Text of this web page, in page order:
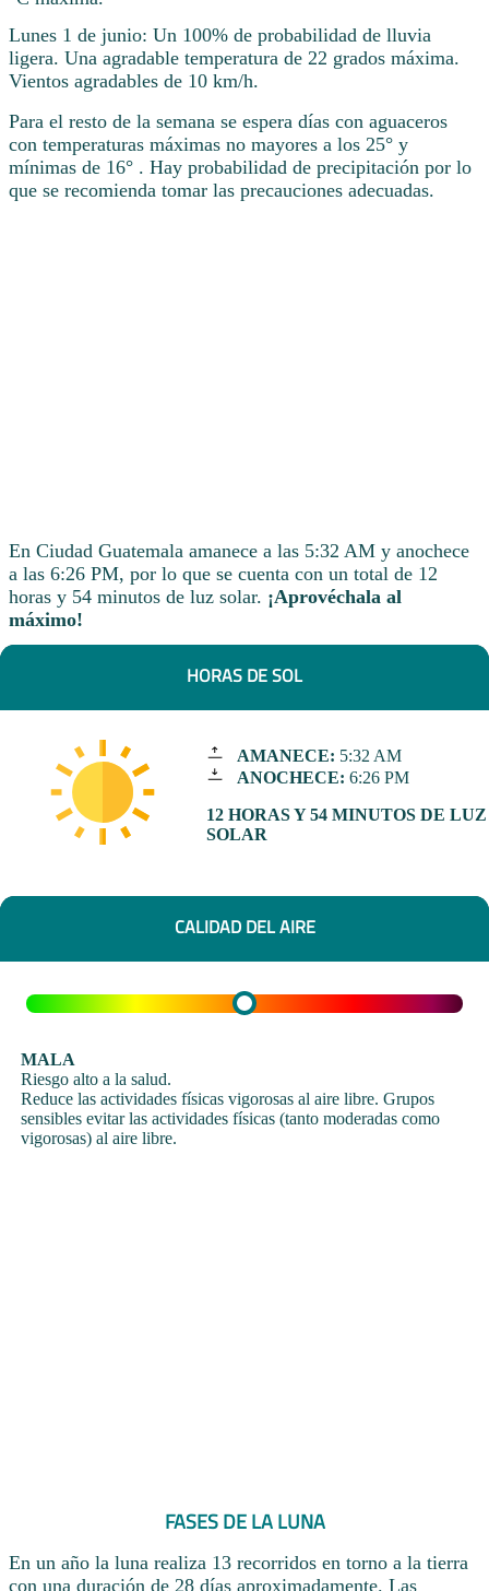
Lunes 1 de junio: Un 100% de probabilidad de lluvia
ligera. Una agradable temperatura de 22 grados máxima.
Vientos agradables de 10 km/h.
Para el resto de la semana se espera días con aguaceros
con temperaturas máximas no mayores a los 25° y
mínimas de 16° . Hay probabilidad de precipitación por lo
que se recomienda tomar las precauciones adecuadas.
En Ciudad Guatemala amanece a las 5:32 AM y anochece
a las 6:26 PM, por lo que se cuenta con un total de 12
horas y 54 minutos de luz solar. ¡Aprovéchala al
máximo!
HORAS DE SOL
AMANECE: 5:32 AM
ANOCHECE: 6:26 PM
12 HORAS Y 54 MINUTOS DE LUZ
SOLAR
CALIDAD DEL AIRE
MALA
Riesgo alto a la salud.
Reduce las actividades físicas vigorosas al aire libre. Grupos
sensibles evitar las actividades físicas (tanto moderadas como
vigorosas) al aire libre.
FASES DE LA LUNA
En un año la luna realiza 13 recorridos en torno a la tierra
con una duración de 28 días aproximadamente. Las